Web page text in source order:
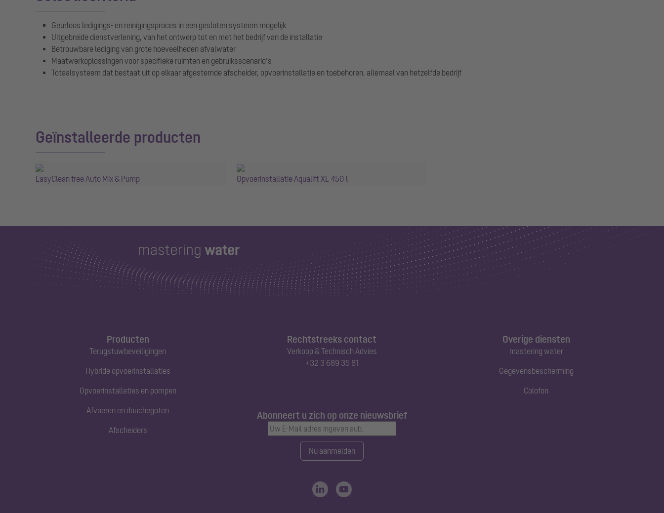
Geurloos ledigings- en reinigingsproces in een gesloten systeem mogelijk
Uitgebreide dienstverlening, van het ontwerp tot en met het bedrijf van de installatie
Betrouwbare lediging van grote hoeveelheden afvalwater
Maatwerkoplossingen voor specifieke ruimten en gebruiksscenario’s
Totaalsysteem dat bestaat uit op elkaar afgestemde afscheider, opvoerinstallatie en toebehoren, allemaal van hetzelfde bedrijf
Geïnstalleerde producten
EasyClean free Auto Mix & Pump Opvoerinstallatie Aqualift XL 450 l
Producten
Terugstuwbeveiligingen
Hybride opvoerinstallaties
Opvoerinstallaties en pompen
Afvoeren en douchegoten
Afscheiders
Rechtstreeks contact
Verkoop & Technisch Advies
+32 3 689 35 81
Abonneert u zich op onze nieuwsbrief
Nu aanmelden
Overige diensten
mastering water
Gegevensbescherming
Colofon